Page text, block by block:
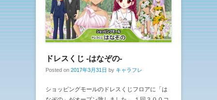
ドレスくじ -はなぞの-
Posted on 2017年3月31日 by キャラフレ
ショッピングモールのドレスくじフロアに「は